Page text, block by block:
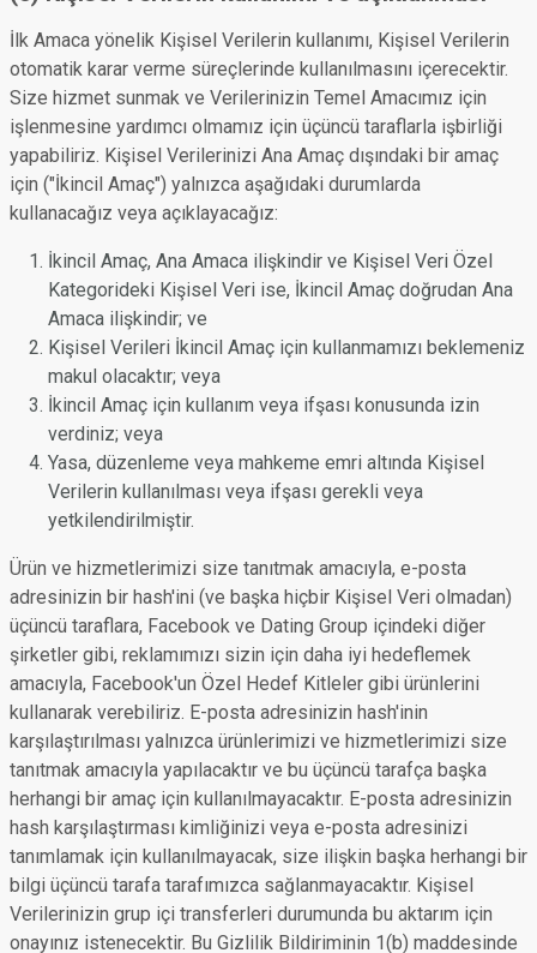
İlk Amaca yönelik Kişisel Verilerin kullanımı, Kişisel Verilerin
otomatik karar verme süreçlerinde kullanılmasını içerecektir.
Size hizmet sunmak ve Verilerinizin Temel Amacımız için
işlenmesine yardımcı olmamız için üçüncü taraflarla işbirliği
yapabiliriz. Kişisel Verilerinizi Ana Amaç dışındaki bir amaç
için ("İkincil Amaç") yalnızca aşağıdaki durumlarda
kullanacağız veya açıklayacağız:
İkincil Amaç, Ana Amaca ilişkindir ve Kişisel Veri Özel
Kategorideki Kişisel Veri ise, İkincil Amaç doğrudan Ana
Amaca ilişkindir; ve
Kişisel Verileri İkincil Amaç için kullanmamızı beklemeniz
makul olacaktır; veya
İkincil Amaç için kullanım veya ifşası konusunda izin
verdiniz; veya
Yasa, düzenleme veya mahkeme emri altında Kişisel
Verilerin kullanılması veya ifşası gerekli veya
yetkilendirilmiştir.
Ürün ve hizmetlerimizi size tanıtmak amacıyla, e-posta
adresinizin bir hash'ini (ve başka hiçbir Kişisel Veri olmadan)
üçüncü taraflara, Facebook ve Dating Group içindeki diğer
şirketler gibi, reklamımızı sizin için daha iyi hedeflemek
amacıyla, Facebook'un Özel Hedef Kitleler gibi ürünlerini
kullanarak verebiliriz. E-posta adresinizin hash'inin
karşılaştırılması yalnızca ürünlerimizi ve hizmetlerimizi size
tanıtmak amacıyla yapılacaktır ve bu üçüncü tarafça başka
herhangi bir amaç için kullanılmayacaktır. E-posta adresinizin
hash karşılaştırması kimliğinizi veya e-posta adresinizi
tanımlamak için kullanılmayacak, size ilişkin başka herhangi bir
bilgi üçüncü tarafa tarafımızca sağlanmayacaktır. Kişisel
Verilerinizin grup içi transferleri durumunda bu aktarım için
onayınız istenecektir. Bu Gizlilik Bildiriminin 1(b) maddesinde